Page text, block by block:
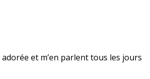
et m’en parlent tous les jours